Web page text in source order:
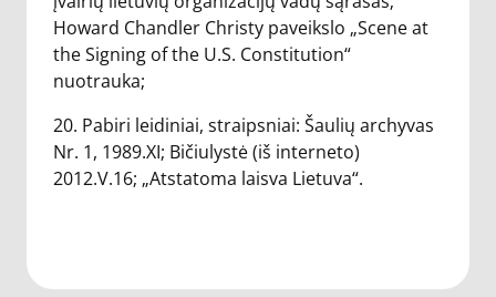
Howard Chandler Christy paveikslo „Scene at
the Signing of the U.S. Constitution“
nuotrauka;
20. Pabiri leidiniai, straipsniai: Šaulių archyvas
Nr. 1, 1989.XI; Bičiulystė (iš interneto)
2012.V.16; „Atstatoma laisva Lietuva“.